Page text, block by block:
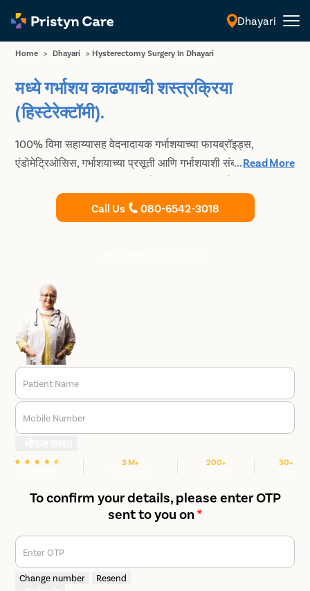
Dhayari
Home > Dhayari > Hysterectomy Surgery In Dhayari
मध्ये गर्भाशय काढण्याची शस्त्रक्रिया
(हिस्टेरेक्टॉमी).
100% विमा सहाय्यासह वेदनादायक गर्भाशयाच्या फायब्रॉइड्स,
एंडोमेट्रिओसिस, गर्भाशयाच्या प्रसूती आणि गर्भाशयाशी संबंधित इतर
लॅपरोस्कोपिक हिस्टेरेक्टॉमी करा.
...Read More
Call Us 080-6542-3018
Patient Name
Mobile Number
3 M+ 200+ 30+
To confirm your details, please enter OTP
sent to you on*
Enter OTP
Change number Resend